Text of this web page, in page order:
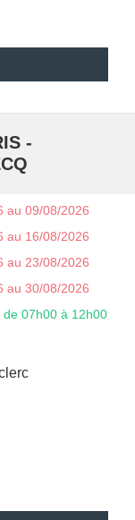
-
au 09/08/2026
au 16/08/2026
au 23/08/2026
au 30/08/2026
07h00 à 12h00